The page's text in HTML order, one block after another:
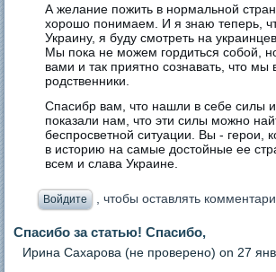
А желание пожить в нормальной
хорошо понимаем. И я знаю теперь,
Украину, я буду смотреть на
Мы пока не можем гордиться собой,
вами и так приятно сознавать, что мы
родственники.
Спасибр вам, что нашли в себе силы
показали нам, что эти силы можно
беспросветной ситуации. Вы - герои,
в историю на самые достойные ее
всем и слава Украине.
Войдите , чтобы оставлять
Спасибо за статью! Спасибо,
Ирина Сахарова (не проверено) on 27